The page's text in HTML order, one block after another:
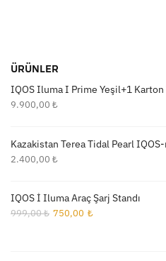
ÜRÜNLER
IQOS Iluma I Prime Yeşil+1 Karton
9.900,00 ₺
Kazakistan Terea Tidal Pearl
2.400,00 ₺
IQOS İ Iluma Araç Şarj Standı
999,00₺ Orijinal
750,00 ₺Şu